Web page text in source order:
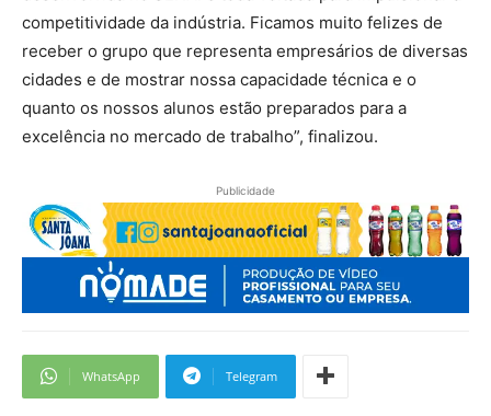
competitividade da indústria. Ficamos muito felizes de
receber o grupo que representa empresários de diversas
cidades e de mostrar nossa capacidade técnica e o
quanto os nossos alunos estão preparados para a
excelência no mercado de trabalho”, finalizou.
Publicidade
WhatsApp Telegram